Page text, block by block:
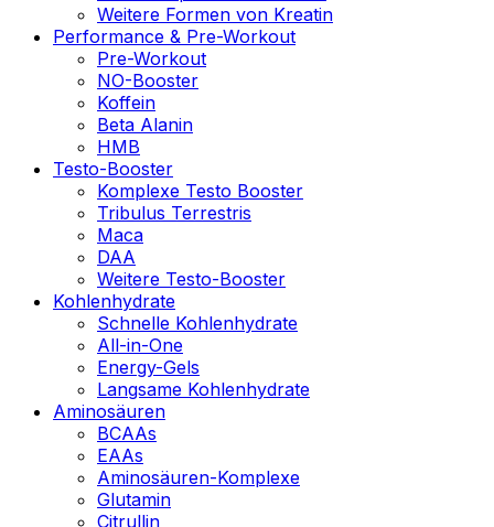
Weitere Formen von Kreatin
Performance & Pre-Workout
Pre-Workout
NO-Booster
Koffein
Beta Alanin
HMB
Testo-Booster
Komplexe Testo Booster
Tribulus Terrestris
Maca
DAA
Weitere Testo-Booster
Kohlenhydrate
Schnelle Kohlenhydrate
All-in-One
Energy-Gels
Langsame Kohlenhydrate
Aminosäuren
BCAAs
EAAs
Aminosäuren-Komplexe
Glutamin
Citrullin